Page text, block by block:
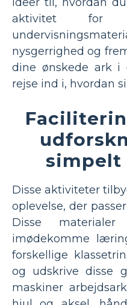
aktivitet for
nysgerrighed og
dine ønskede ark
rejse ind i, hvordan
simpelt
Disse aktiviteter
oplevelse, der
Disse
imødekomme
forskellige
og udskrive disse
maskiner